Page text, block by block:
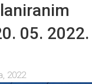
05. 2022.
2022